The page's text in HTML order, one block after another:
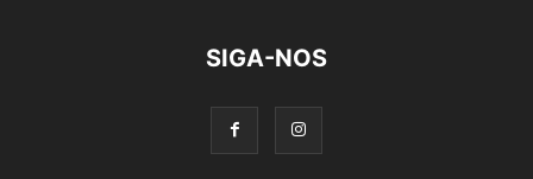
SIGA-NOS